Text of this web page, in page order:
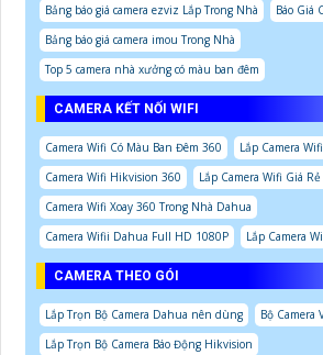
Bảng báo giá camera ezviz Lắp Trong Nhà
Báo Giá
Bảng báo giá camera imou Trong Nhà
Top 5 camera nhà xưởng có màu ban đêm
CAMERA KẾT NỐI WIFI
Camera Wifi Có Màu Ban Đêm 360
Lắp Camera
Camera Wifi Hikvision 360
Lắp Camera Wifi Giá
Camera Wifi Xoay 360 Trong Nhà Dahua
Camera Wifii Dahua Full HD 1080P
Lắp Camera
CAMERA THEO GÓI
Lắp Trọn Bộ Camera Dahua nên dùng
Bộ Camera
Lắp Trọn Bộ Camera Báo Động Hikvision